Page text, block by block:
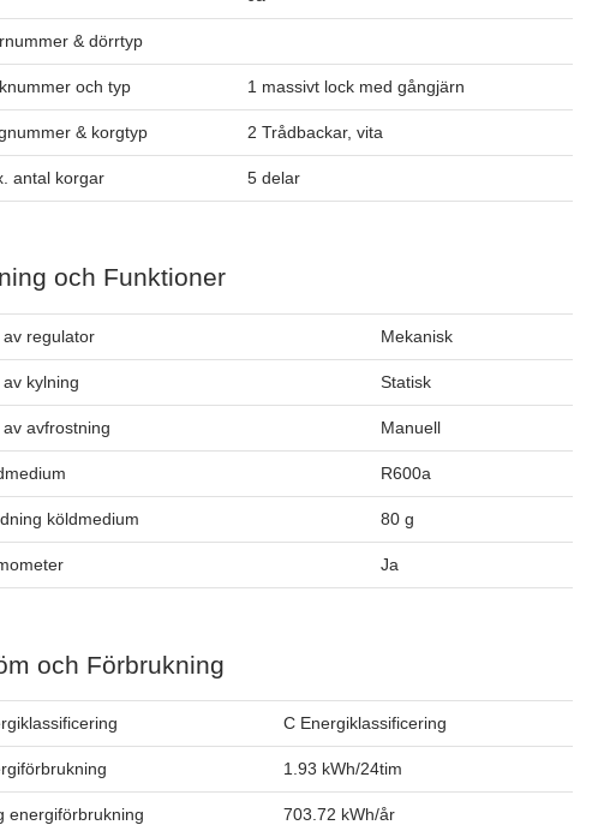
& dörrtyp
och typ 1 massivt lock med gångjärn
& korgtyp 2 Trådbackar, vita
antal korgar 5 delar
och Funktioner
av regulator Mekanisk
av kylning Statisk
av avfrostning Manuell
R600a
köldmedium 80 g
Ja
och Förbrukning
C Energiklassificering
1.93 kWh/24tim
energiförbrukning 703.72 kWh/år